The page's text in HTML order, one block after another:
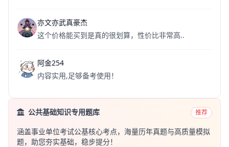
亦文亦武真豪杰
这个价格能买到是真的很划算，性价比非常高..
阿金254
内容实用,足够备考使用！
公共基础知识专用题库 推荐
涵盖事业单位考试公基核心考点，海量历年真题与高质量模拟
题，助您夯实基础，稳步提分！